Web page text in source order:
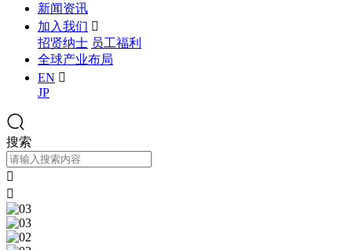
新闻资讯
加入我们 
招贤纳士 员工福利
全球产业布局
EN 
JP
搜索

